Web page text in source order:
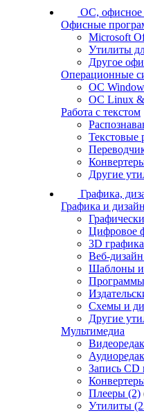
ОС, офисное
Офисные
Microsoft
Утилиты
Другое
Операционные
ОС
ОС Linux
Работа с текстом
Текстовые
Другие
Графика,
Графика и дизайн
Цифровое
3D графика
Веб-дизайн
Шаблоны и
Схемы и
Другие
Мультимедиа
Запись
Плееры (2)
Утилиты